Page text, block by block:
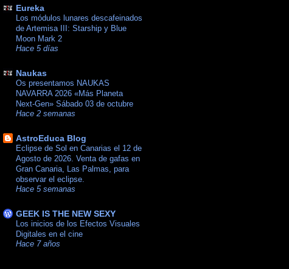
Eureka
Los módulos lunares descafeinados
de Artemisa III: Starship y Blue
Moon Mark 2
Hace 5 días
Naukas
Os presentamos NAUKAS
NAVARRA 2026 «Más Planeta
Next-Gen» Sábado 03 de octubre
Hace 2 semanas
AstroEduca Blog
Eclipse de Sol en Canarias el 12 de
Agosto de 2026. Venta de gafas en
Gran Canaria, Las Palmas, para
observar el eclipse.
Hace 5 semanas
GEEK IS THE NEW SEXY
Los inicios de los Efectos Visuales
Digitales en el cine
Hace 7 años